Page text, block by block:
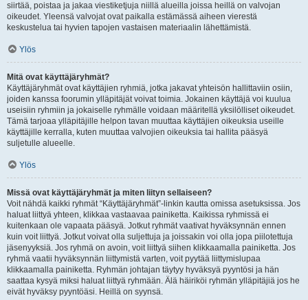
siirtää, poistaa ja jakaa viestiketjuja niillä alueilla joissa heillä on valvojan
oikeudet. Yleensä valvojat ovat paikalla estämässä aiheen vierestä
keskustelua tai hyvien tapojen vastaisen materiaalin lähettämistä.
Ylös
Mitä ovat käyttäjäryhmät?
Käyttäjäryhmät ovat käyttäjien ryhmiä, jotka jakavat yhteisön hallittaviin osiin,
joiden kanssa foorumin ylläpitäjät voivat toimia. Jokainen käyttäjä voi kuulua
useisiin ryhmiin ja jokaiselle ryhmälle voidaan määritellä yksilölliset oikeudet.
Tämä tarjoaa ylläpitäjille helpon tavan muuttaa käyttäjien oikeuksia useille
käyttäjille kerralla, kuten muuttaa valvojien oikeuksia tai hallita pääsyä
suljetulle alueelle.
Ylös
Missä ovat käyttäjäryhmät ja miten liityn sellaiseen?
Voit nähdä kaikki ryhmät “Käyttäjäryhmät”-linkin kautta omissa asetuksissa. Jos
haluat liittyä yhteen, klikkaa vastaavaa painiketta. Kaikissa ryhmissä ei
kuitenkaan ole vapaata pääsyä. Jotkut ryhmät vaativat hyväksynnän ennen
kuin voit liittyä. Jotkut voivat olla suljettuja ja joissakin voi olla jopa piilotettuja
jäsenyyksiä. Jos ryhmä on avoin, voit liittyä siihen klikkaamalla painiketta. Jos
ryhmä vaatii hyväksynnän liittymistä varten, voit pyytää liittymislupaa
klikkaamalla painiketta. Ryhmän johtajan täytyy hyväksyä pyyntösi ja hän
saattaa kysyä miksi haluat liittyä ryhmään. Älä häiriköi ryhmän ylläpitäjiä jos he
eivät hyväksy pyyntöäsi. Heillä on syynsä.